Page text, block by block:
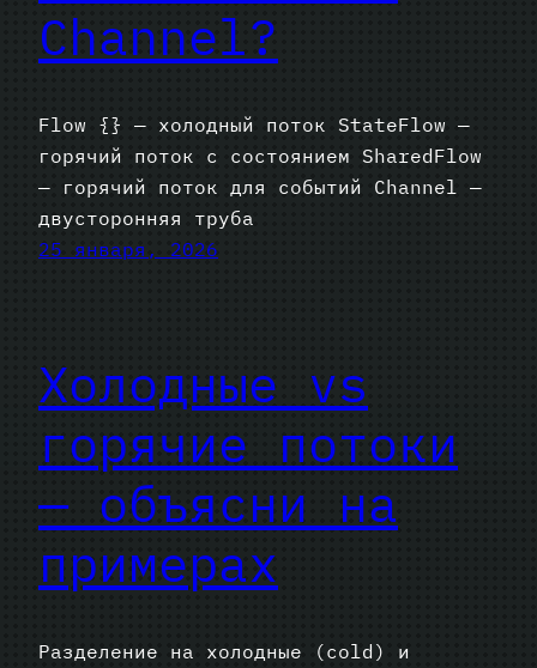
Channel?
Flow {} — холодный поток StateFlow —
горячий поток с состоянием SharedFlow
— горячий поток для событий Channel —
двусторонняя труба
25 января, 2026
Холодные vs
горячие потоки
— объясни на
примерах
Разделение на холодные (cold) и